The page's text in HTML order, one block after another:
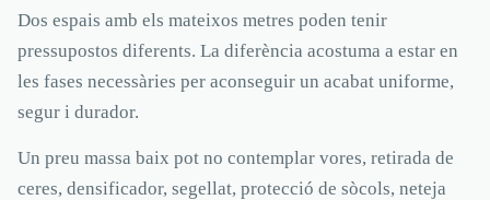
Dos espais amb els mateixos metres poden tenir
pressupostos diferents. La diferència acostuma a estar en
les fases necessàries per aconseguir un acabat uniforme,
segur i durador.
Un preu massa baix pot no contemplar vores, retirada de
ceres, densificador, segellat, protecció de sòcols, neteja